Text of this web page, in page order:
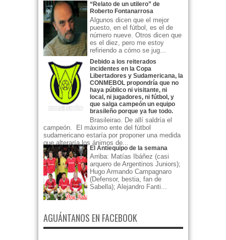
“Relato de un utilero” de
Roberto Fontanarrosa
Algunos dicen que el mejor
puesto, en el fútbol, es el de
número nueve. Otros dicen que
es el diez, pero me estoy
refiriendo a cómo se jug...
Debido a los reiterados
incidentes en la Copa
Libertadores y Sudamericana, la
CONMEBOL propondría que no
haya público ni visitante, ni
local, ni jugadores, ni fútbol, y
que salga campeón un equipo
brasileño porque ya fue todo.
Brasileirao. De allí saldría el
campeón. El máximo ente del fútbol
sudamericano estaría por proponer una medida
que alteraría los ánimos de...
El Antiequipo de la semana
Arriba: Matías Ibáñez (casi
arquero de Argentinos Juniors);
Hugo Armando Campagnaro
(Defensor, bestia, fan de
Sabella); Alejandro Fanti...
AGUÁNTANOS EN FACEBOOK